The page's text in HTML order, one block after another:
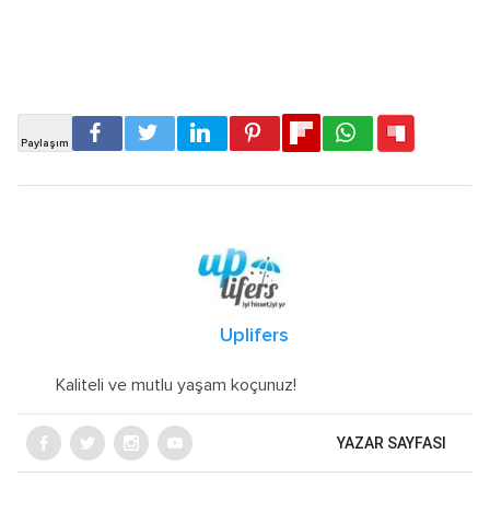
Uplifers
Kaliteli ve mutlu yaşam koçunuz!
YAZAR SAYFASI